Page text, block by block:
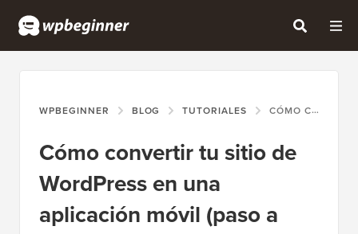
WPBEGINNER BLOG TUTORIALES CÓMO CONVERTIR TU SITIO DE WORDPRESS EN UNA APLICACIÓN MÓVIL (PASO A PASO)
Cómo convertir tu sitio de
WordPress en una
aplicación móvil (paso a